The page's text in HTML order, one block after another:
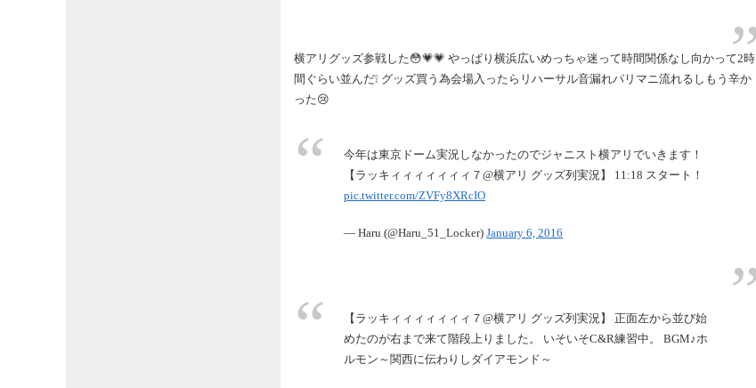
横アリグッズ参戦した😳💗💗 やっぱり横浜広いめっちゃ迷って時間関係なし向かって2時
間ぐらい並んだ❕ グッズ買う為会場入ったらリハーサル音漏れパリマニ流れるしもう辛か
った😢
今年は東京ドーム実況しなかったのでジャニスト横アリでいきます！
【ラッキィィィィィィィ７@横アリ グッズ列実況】 11:18 スタート！
pic.twitter.com/ZVFy8XRcIO
— Haru (@Haru_51_Locker)January 6, 2016
【ラッキィィィィィィィ７@横アリ グッズ列実況】 正面左から並び始
めたのが右まで来て階段上りました。 いそいそC&R練習中。 BGM♪ホ
ルモン～関西に伝わりしダイアモンド～